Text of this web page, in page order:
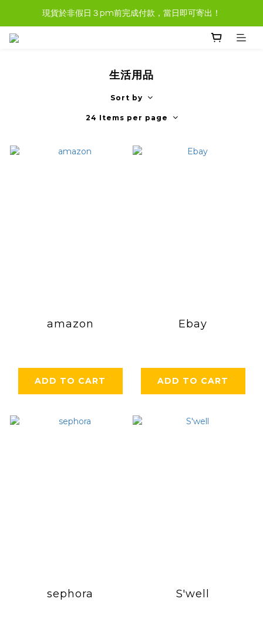
現貨商品，大多都可任選３樣免運哦。
現貨於非假日３pm前完成付款，當日即可寄出！
生活用品
Sort by
24 Items per page
amazon
ADD TO CART
Ebay
ADD TO CART
sephora S'well